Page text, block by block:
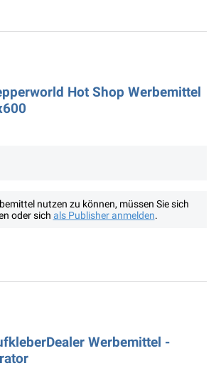
Hot Shop Werbemittel
nutzen zu können, müssen Sie sich
oder sich als Publisher anmelden.
Werbemittel -